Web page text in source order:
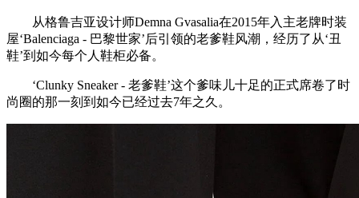
从格鲁吉亚设计师Demna Gvasalia在2015年入主老牌时装
屋‘Balenciaga - 巴黎世家’后引领的老爹鞋风潮，经历了从‘丑
鞋’到如今每个人鞋柜必备。
‘Clunky Sneaker - 老爹鞋’这个爹味儿十足的正式席卷了时
尚圈的那一刻到如今已经过去7年之久。